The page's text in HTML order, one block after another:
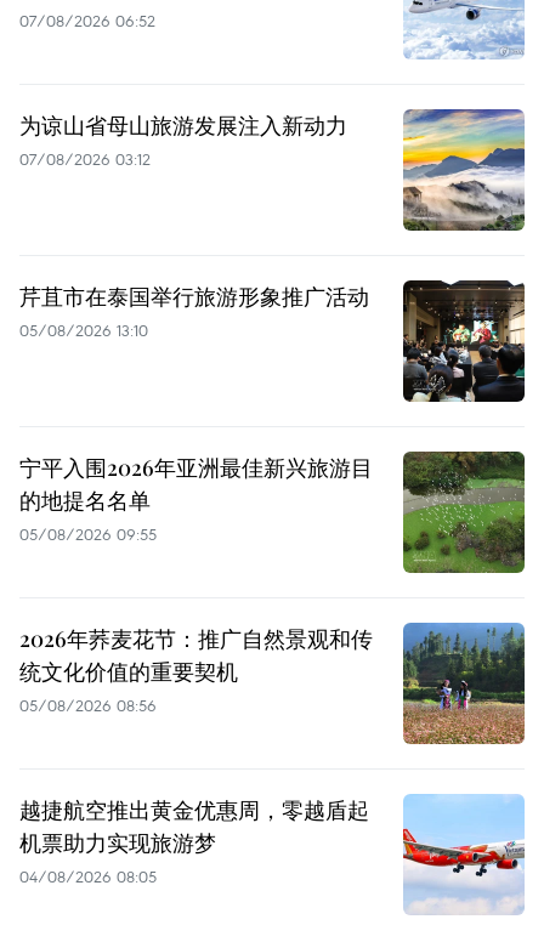
07/08/2026 06:52
为谅山省母山旅游发展注入新动力
07/08/2026 03:12
芹苴市在泰国举行旅游形象推广活动
05/08/2026 13:10
宁平入围2026年亚洲最佳新兴旅游目
的地提名名单
05/08/2026 09:55
2026年荞麦花节：推广自然景观和传
统文化价值的重要契机
05/08/2026 08:56
越捷航空推出黄金优惠周，零越盾起
机票助力实现旅游梦
04/08/2026 08:05